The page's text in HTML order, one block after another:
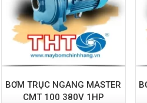
BƠM TRỤC NGANG MASTER
CMT 100 380V 1HP